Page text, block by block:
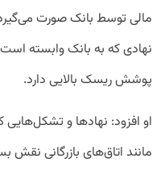
مالی توسط بانک صورت
نهادی که به بانک وابسته است.
پوشش ریسک بالایی دارد.
او افزود: نهادها و